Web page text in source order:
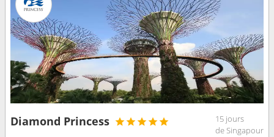
Diamond Princess
15 jours
de Singapour